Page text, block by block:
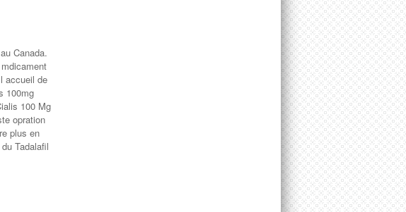
Canada.
accueil de
100mg
100 Mg
opration
plus en
Tadalafil